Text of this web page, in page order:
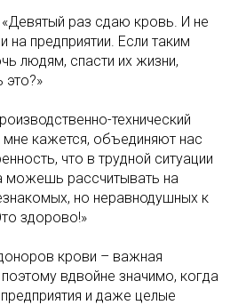
раз сдаю кровь. И не
на предприятии. Если таким
людям, спасти их жизни,
это?»
технический
мне кажется, объединяют нас
что в трудной ситуации
можешь рассчитывать на
но неравнодушных к
здорово!»
крови – важная
вдвойне значимо, когда
и даже целые